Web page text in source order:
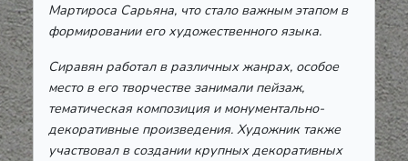
Мартироса Сарьяна, что стало важным этапом в
формировании его художественного языка.
Сиравян работал в различных жанрах, особое
место в его творчестве занимали пейзаж,
тематическая композиция и монументально-
декоративные произведения. Художник также
участвовал в создании крупных декоративных